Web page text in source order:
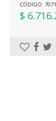
CÓDIGO:
$